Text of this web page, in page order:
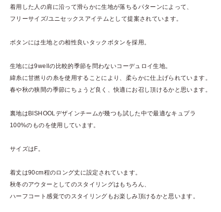
着用した人の肩に沿って滑らかに生地が落ちるパターンによって、
フリーサイズ/ユニセックスアイテムとして提案されています。
ボタンには生地との相性良いタックボタンを採用。
生地には9wellの比較的季節を問わないコーデュロイ生地。
緯糸に甘撚りの糸を使用することにより、柔らかに仕上げられています。
春や秋の狭間の季節にちょうど良く、快適にお召し頂けるかと思います。
裏地はBISHOOLデザインチームが幾つも試した中で最適なキュプラ
100%のものを使用しています。
サイズはF。
着丈は90cm程のロング丈に設定されています。
秋冬のアウターとしてのスタイリングはもちろん、
ハーフコート感覚でのスタイリングもお楽しみ頂けるかと思います。